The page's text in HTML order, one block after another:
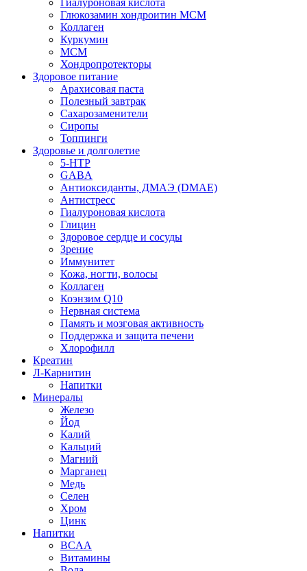
Глюкозамин хондроитин МСМ
Коллаген
Куркумин
МСМ
Хондропротекторы
Здоровое питание
Арахисовая паста
Полезный завтрак
Сахарозаменители
Сиропы
Топпинги
Здоровье и долголетие
5-HTP
GABA
Антиоксиданты, ДМАЭ (DMAE)
Антистресс
Гиалуроновая кислота
Глицин
Здоровое сердце и сосуды
Зрение
Иммунитет
Кожа, ногти, волосы
Коллаген
Коэнзим Q10
Нервная система
Память и мозговая активность
Поддержка и защита печени
Хлорофилл
Креатин
Л-Карнитин
Напитки
Минералы
Железо
Йод
Калий
Кальций
Магний
Марганец
Медь
Селен
Хром
Цинк
Напитки
BCAA
Витамины